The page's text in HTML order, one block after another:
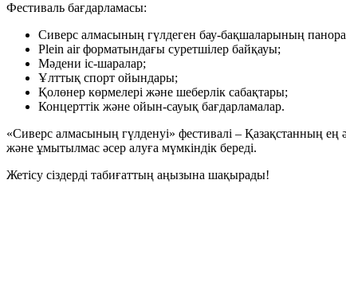
Фестиваль бағдарламасы:
Сиверс алмасының гүлдеген бау-бақшаларының
Plein air форматындағы суретшілер байқауы;
Мәдени іс-шаралар;
Ұлттық спорт ойындары;
Қолөнер көрмелері және шеберлік сабақтары;
Концерттік және ойын-сауық бағдарламалар.
«Сиверс алмасының гүлденуі» фестивалі – Қазақстанның
және ұмытылмас әсер алуға мүмкіндік береді.
Жетісу сіздерді табиғаттың аңызына шақырады!